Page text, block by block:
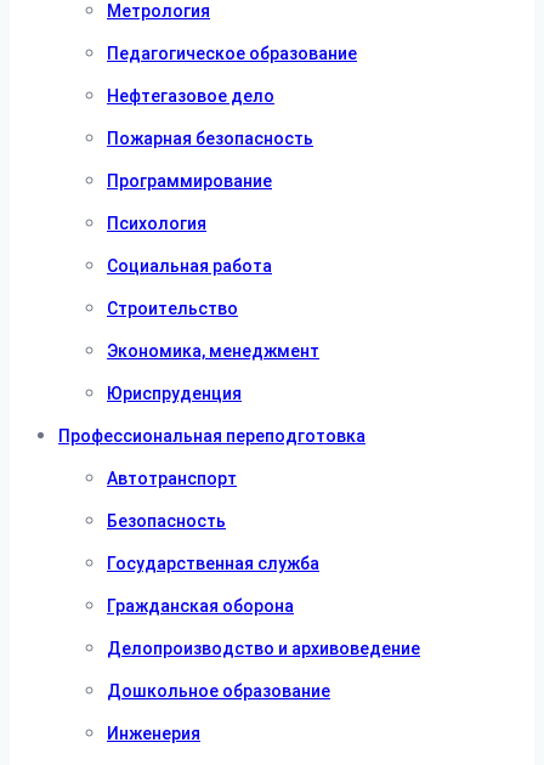
Метрология
Педагогическое образование
Нефтегазовое дело
Пожарная безопасность
Программирование
Психология
Социальная работа
Строительство
Экономика, менеджмент
Юриспруденция
Профессиональная переподготовка
Автотранспорт
Безопасность
Государственная служба
Гражданская оборона
Делопроизводство и архивоведение
Дошкольное образование
Инженерия